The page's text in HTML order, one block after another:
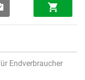
Endverbraucher